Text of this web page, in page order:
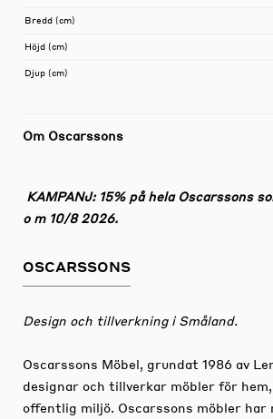
Bredd (cm)
Höjd (cm)
Djup (cm)
Om Oscarssons
KAMPANJ: 15% på hela Oscarssons
o m 10/8 2026.
OSCARSSONS
Design och tillverkning i Småland.
Oscarssons Möbel, grundat 1986 av
designar och tillverkar möbler för
offentlig miljö. Oscarssons möbler har